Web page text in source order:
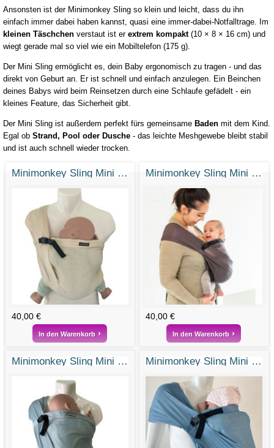
Ansonsten ist der Minimonkey Sling so klein und leicht, dass du ihn
einfach immer dabei haben kannst, quasi eine immer-dabei-Notfalltrage. Im
kleinen Täschchen verstaut ist er extrem kompakt(10 × 8 × 16 cm) und
wiegt gerade mal so viel wie ein Mobiltelefon (175 g).
Der Mini Sling ermöglicht es, dein Baby ergonomisch zu tragen - und das
direkt von Geburt an. Er ist schnell und einfach anzulegen. Ein Beinchen
deines Babys wird beim Reinsetzen durch eine Schlaufe gefädelt - ein
kleines Feature, das Sicherheit gibt.
Der Mini Sling ist außerdem perfekt fürs gemeinsame Baden mit dem Kind.
Egal ob Strand, Pool oder Dusche - das leichte Meshgewebe bleibt stabil
und ist auch schnell wieder trocken.
Minimonkey Sling Mini Sling Aquasling Sand
40,00 €
In den Warenkorb
Minimonkey Sling Mini Sling Aquasling Grey
40,00 €
In den Warenkorb
Minimonkey Sling Mini Sling Aquasling Light Green / Mint Minimonkey Sling Mini Sling Aquasling Blue